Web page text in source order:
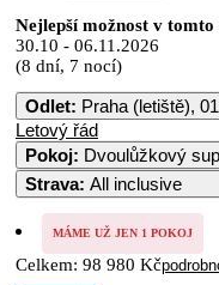
Nejlepší možnost v tomto
30.10 - 06.11.2026
(8 dní, 7 nocí)
Odlet: Praha (letiště),
Letový řád
Pokoj: Dvoulůžkový
Strava: All inclusive
MÁME UŽ JEN 1 POKOJ
Celkem: 98 980 Kč